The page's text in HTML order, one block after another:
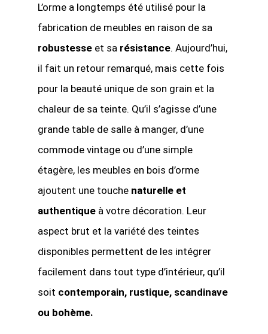
L’orme a longtemps été utilisé pour la
fabrication de meubles en raison de sa
robustesseet sa résistance. Aujourd’hui,
il fait un retour remarqué, mais cette fois
pour la beauté unique de son grain et la
chaleur de sa teinte. Qu’il s’agisse d’une
grande table de salle à manger, d’une
commode vintage ou d’une simple
étagère, les meubles en bois d’orme
ajoutent une touche naturelle et
authentiqueà votre décoration. Leur
aspect brut et la variété des teintes
disponibles permettent de les intégrer
facilement dans tout type d’intérieur, qu’il
soit contemporain, rustique, scandinave
ou bohème.